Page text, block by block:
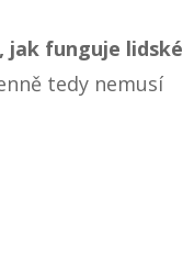
jak funguje lidské
tedy nemusí